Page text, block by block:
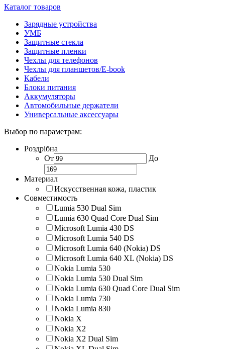
Каталог товаров
Зарядные устройства
УМБ
Защитные стекла
Защитные пленки
Чехлы для телефонов
Чехлы для планшетов/E-book
Кабели
Блоки питания
Аккумуляторы
Автомобильные держатели
Универсальные аксессуары
Выбор по параметрам:
Роздрібна
От
До
Материал
Искусственная кожа, пластик
Совместимость
Lumia 530 Dual Sim
Lumia 630 Quad Core Dual Sim
Microsoft Lumia 430 DS
Microsoft Lumia 540 DS
Microsoft Lumia 640 (Nokia) DS
Microsoft Lumia 640 XL (Nokia) DS
Nokia Lumia 530
Nokia Lumia 530 Dual Sim
Nokia Lumia 630 Quad Core Dual Sim
Nokia Lumia 730
Nokia Lumia 830
Nokia X
Nokia X2
Nokia X2 Dual Sim